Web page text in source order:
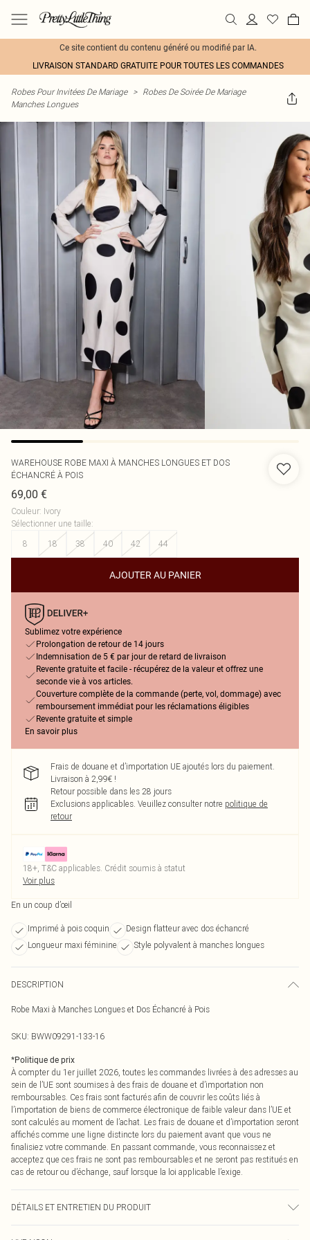
Ce site contient du contenu généré ou modifié par IA.
LIVRAISON STANDARD GRATUITE POUR TOUTES LES COMMANDES
Robes Pour Invitées De Mariage > Robes De Soirée De Mariage
Manches Longues
WAREHOUSE ROBE MAXI À MANCHES LONGUES ET DOS
ÉCHANCRÉ À POIS
69,00 €
Couleur: Ivory
Sélectionner une taille:
8
18 38 40 42 44
AJOUTER AU PANIER
Sublimez votre expérience
Prolongation de retour de 14 jours
Indemnisation de 5 € par jour de retard de livraison
Revente gratuite et facile - récupérez de la valeur et offrez une
seconde vie à vos articles.
Couverture complète de la commande (perte, vol, dommage) avec
remboursement immédiat pour les réclamations éligibles
Revente gratuite et simple
En savoir plus
Frais de douane et d’importation UE ajoutés lors du paiement.
Livraison à 2,99€ !
Retour possible dans les 28 jours
Exclusions applicables. Veuillez consulter notre politique de
retour
18+, T&C applicables. Crédit soumis à statut
Voir plus
En un coup d’œil
Imprimé à pois coquin
Design flatteur avec dos échancré
Longueur maxi féminine
Style polyvalent à manches longues
DESCRIPTION
Robe Maxi à Manches Longues et Dos Échancré à Pois
SKU: BWW09291-133-16
*Politique de prix
À compter du 1er juillet 2026, toutes les commandes livrées à des adresses au
sein de l’UE sont soumises à des frais de douane et d’importation non
remboursables. Ces frais sont facturés afin de couvrir les coûts liés à
l’importation de biens de commerce électronique de faible valeur dans l’UE et
sont calculés au moment de l’achat. Les frais de douane et d’importation seront
affichés comme une ligne distincte lors du paiement avant que vous ne
finalisiez votre commande. En passant commande, vous reconnaissez et
acceptez que ces frais ne sont pas remboursables et ne seront pas restitués en
cas de retour ou d’échange, sauf lorsque la loi applicable l’exige.
DÉTAILS ET ENTRETIEN DU PRODUIT